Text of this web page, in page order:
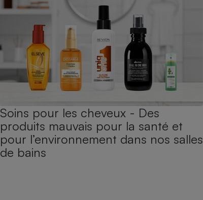
Soins pour les cheveux - Des
produits mauvais pour la santé et
pour l’environnement dans nos salles
de bains